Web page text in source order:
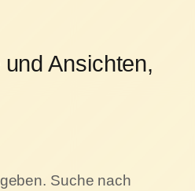
Ansichten,
Suche nach